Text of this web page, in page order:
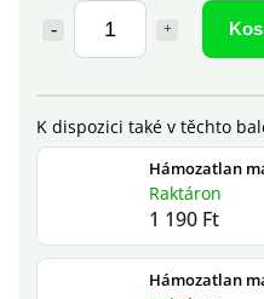
Hámozatlan
Raktáron
1 190 Ft
Hámozatlan